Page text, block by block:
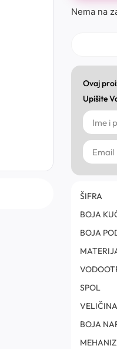
Nema na
Ovaj
Upišite
ŠIFRA
BOJA
BOJA
SPOL
BOJA